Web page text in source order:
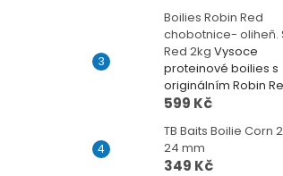
Boilies Robin Red
chobotnice- oliheň.
Red 2kg Vysoce
proteinové boilies s
originálním Robin
599 Kč
TB Baits Boilie Corn
24 mm
349 Kč